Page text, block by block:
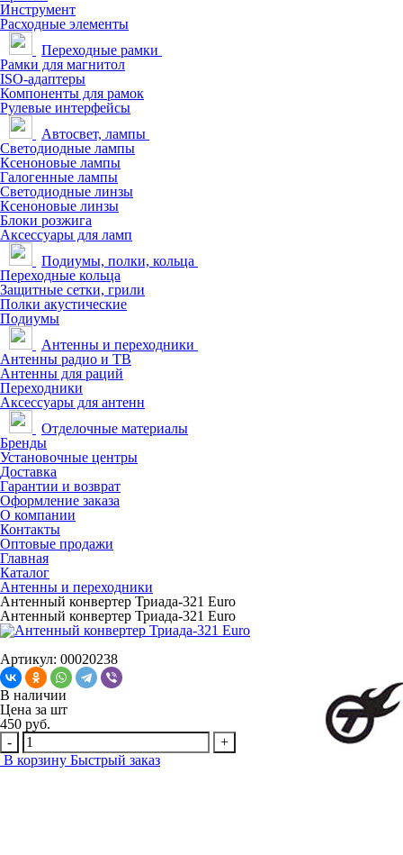
Инструмент
Расходные элементы
Переходные рамки
Рамки для магнитол
ISO-адаптеры
Компоненты для рамок
Рулевые интерфейсы
Автосвет, лампы
Светодиодные лампы
Ксеноновые лампы
Галогенные лампы
Светодиодные линзы
Ксеноновые линзы
Блоки розжига
Аксессуары для ламп
Подиумы, полки, кольца
Переходные кольца
Защитные сетки, грили
Полки акустические
Подиумы
Антенны и переходники
Антенны радио и ТВ
Антенны для раций
Переходники
Аксессуары для антенн
Отделочные материалы
Бренды
Установочные центры
Доставка
Гарантии и возврат
Оформление заказа
О компании
Контакты
Оптовые продажи
Главная
Каталог
Антенны и переходники
Антенный конвертер Триада-321 Euro
Антенный конвертер Триада-321 Euro
Артикул: 00020238
В наличии
Цена за шт
450 руб.
-
+
В корзину Быстрый заказ